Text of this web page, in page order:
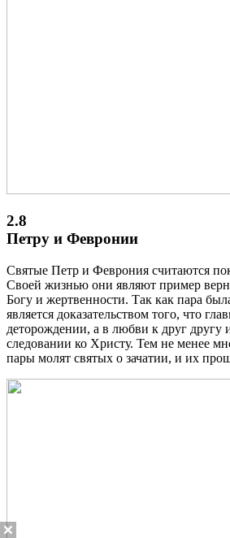
2.8
Петру и Февронии
Святые Петр и Феврония считаются
Своей жизнью они являют пример
Богу и жертвенности. Так как пара
является доказательством того, что
деторождении, а в любви к друг другу
следовании ко Христу. Тем не менее
пары молят святых о зачатии, и их